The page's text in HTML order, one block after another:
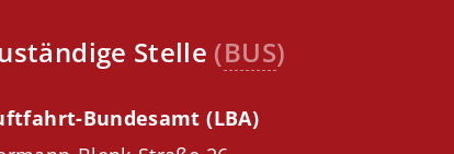
Stelle (BUS)
Bundesamt (LBA)